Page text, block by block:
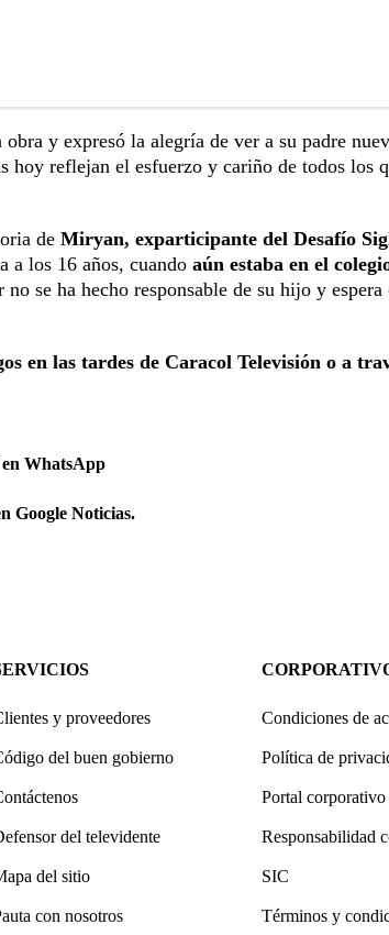
y expresó la alegría de ver a su padre
hoy reflejan el esfuerzo y cariño de todos los
de Miryan, exparticipante del Desafío
a los 16 años, cuando aún estaba en el
se ha hecho responsable de su hijo y espera
en las tardes de Caracol Televisión o a
WhatsApp
Google Noticias.
y proveedores
del buen gobierno
del televidente
del sitio
con nosotros
Condiciones de
Política de
Portal corporativo
Responsabilidad
SIC
Términos y